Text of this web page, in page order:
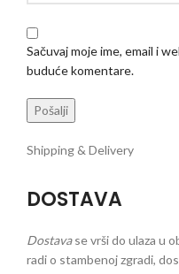
Sačuvaj moje ime, email i
buduće komentare.
Shipping & Delivery
DOSTAVA
Dostavase vrši do ulaza u
radi o stambenoj zgradi,